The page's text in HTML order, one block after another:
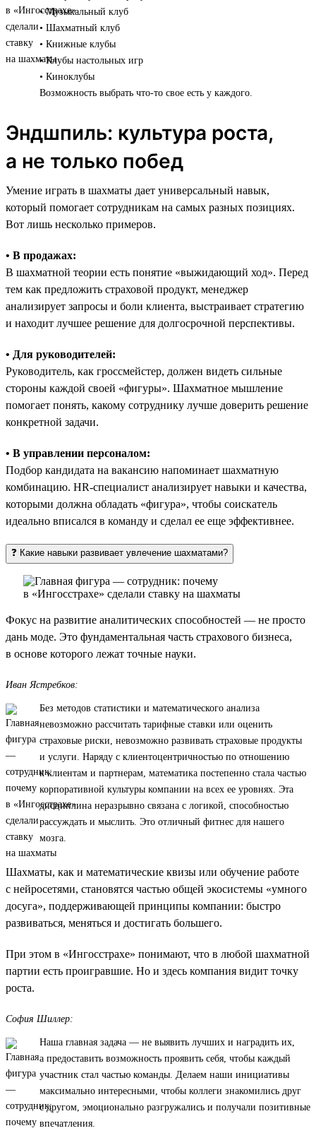
• Музыкальный клуб
• Шахматный клуб
• Книжные клубы
• Клубы настольных игр
• Киноклубы
Возможность выбрать что-то свое есть у каждого.
Эндшпиль: культура роста,
а не только побед
Умение играть в шахматы дает универсальный навык,
который помогает сотрудникам на самых разных позициях.
Вот лишь несколько примеров.
• В продажах:
В шахматной теории есть понятие «выжидающий ход». Перед
тем как предложить страховой продукт, менеджер
анализирует запросы и боли клиента, выстраивает стратегию
и находит лучшее решение для долгосрочной перспективы.
• Для руководителей:
Руководитель, как гроссмейстер, должен видеть сильные
стороны каждой своей «фигуры». Шахматное мышление
помогает понять, какому сотруднику лучше доверить решение
конкретной задачи.
• В управлении персоналом:
Подбор кандидата на вакансию напоминает шахматную
комбинацию. HR-специалист анализирует навыки и качества,
которыми должна обладать «фигура», чтобы соискатель
идеально вписался в команду и сделал ее еще эффективнее.
❓ Какие навыки развивает увлечение шахматами?
Фокус на развитие аналитических способностей — не просто
дань моде. Это фундаментальная часть страхового бизнеса,
в основе которого лежат точные науки.
Иван Ястребков:
Без методов статистики и математического анализа
невозможно рассчитать тарифные ставки или оценить
страховые риски, невозможно развивать страховые продукты
и услуги. Наряду с клиентоцентричностью по отношению
к клиентам и партнерам, математика постепенно стала частью
корпоративной культуры компании на всех ее уровнях. Эта
дисциплина неразрывно связана с логикой, способностью
рассуждать и мыслить. Это отличный фитнес для нашего
мозга.
Шахматы, как и математические квизы или обучение работе
с нейросетями, становятся частью общей экосистемы «умного
досуга», поддерживающей принципы компании: быстро
развиваться, меняться и достигать большего.
При этом в «Ингосстрахе» понимают, что в любой шахматной
партии есть проигравшие. Но и здесь компания видит точку
роста.
София Шиллер:
Наша главная задача — не выявить лучших и наградить их,
а предоставить возможность проявить себя, чтобы каждый
участник стал частью команды. Делаем наши инициативы
максимально интересными, чтобы коллеги знакомились друг
с другом, эмоционально разгружались и получали позитивные
впечатления.